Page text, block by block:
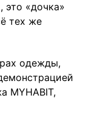
это «дочка»
тех же
одежды,
MYHABIT,